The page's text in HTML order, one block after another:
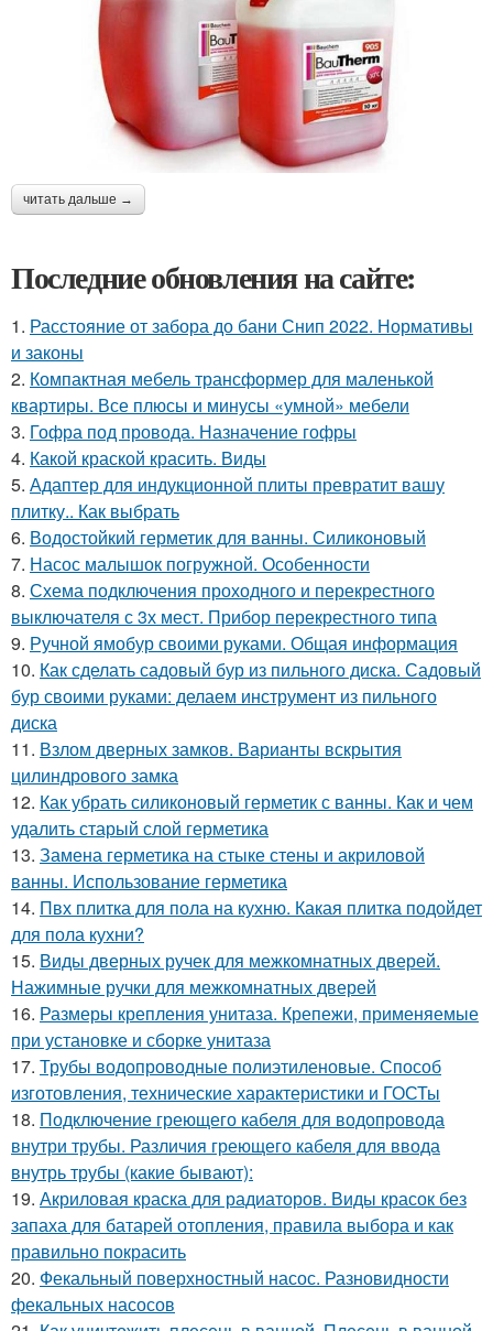
читать дальше →
Последние обновления на сайте:
1. Расстояние от забора до бани Снип 2022. Нормативы
и законы
2. Компактная мебель трансформер для маленькой
квартиры. Все плюсы и минусы «умной» мебели
3. Гофра под провода. Назначение гофры
4. Какой краской красить. Виды
5. Адаптер для индукционной плиты превратит вашу
плитку.. Как выбрать
6. Водостойкий герметик для ванны. Силиконовый
7. Насос малышок погружной. Особенности
8. Схема подключения проходного и перекрестного
выключателя с 3х мест. Прибор перекрестного типа
9. Ручной ямобур своими руками. Общая информация
10. Как сделать садовый бур из пильного диска. Садовый
бур своими руками: делаем инструмент из пильного
диска
11. Взлом дверных замков. Варианты вскрытия
цилиндрового замка
12. Как убрать силиконовый герметик с ванны. Как и чем
удалить старый слой герметика
13. Замена герметика на стыке стены и акриловой
ванны. Использование герметика
14. Пвх плитка для пола на кухню. Какая плитка подойдет
для пола кухни?
15. Виды дверных ручек для межкомнатных дверей.
Нажимные ручки для межкомнатных дверей
16. Размеры крепления унитаза. Крепежи, применяемые
при установке и сборке унитаза
17. Трубы водопроводные полиэтиленовые. Способ
изготовления, технические характеристики и ГОСТы
18. Подключение греющего кабеля для водопровода
внутри трубы. Различия греющего кабеля для ввода
внутрь трубы (какие бывают):
19. Акриловая краска для радиаторов. Виды красок без
запаха для батарей отопления, правила выбора и как
правильно покрасить
20. Фекальный поверхностный насос. Разновидности
фекальных насосов